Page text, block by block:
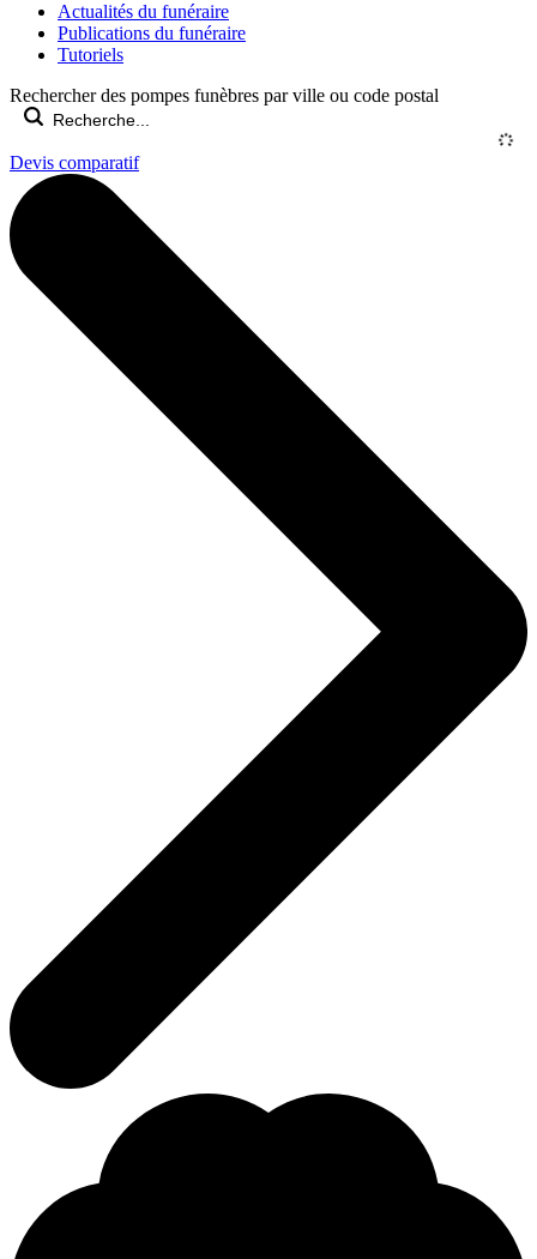
Actualités du funéraire
Publications du funéraire
Tutoriels
Rechercher des pompes funèbres par ville ou code postal
Devis comparatif